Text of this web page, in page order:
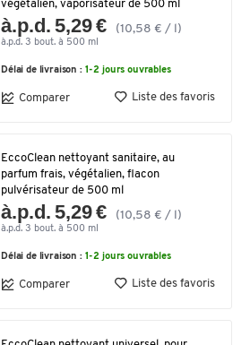
végétalien, vaporisateur de 500 ml
à.p.d. 5,29 € (10,58 € / l)
à.p.d. 3 bout. à 500 ml
Délai de livraison : 1-2 jours ouvrables
Comparer Liste des favoris
EccoClean nettoyant sanitaire, au
parfum frais, végétalien, flacon
pulvérisateur de 500 ml
à.p.d. 5,29 € (10,58 € / l)
à.p.d. 3 bout. à 500 ml
Délai de livraison : 1-2 jours ouvrables
Comparer Liste des favoris